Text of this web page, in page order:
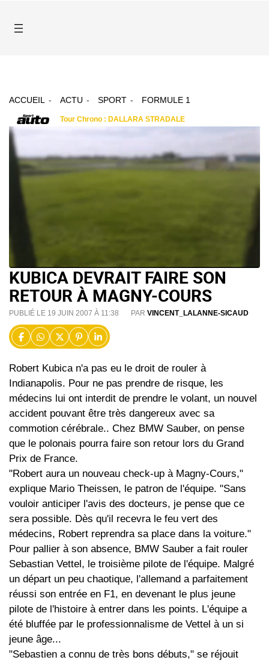
ACCUEIL ACTU SPORT FORMULE 1
KUBICA DEVRAIT FAIRE SON
RETOUR À MAGNY-COURS
PUBLIÉ LE 19 JUIN 2007 À 11:38 PAR VINCENT_LALANNE-SICAUD
Robert Kubica n'a pas eu le droit de rouler à
Indianapolis. Pour ne pas prendre de risque, les
médecins lui ont interdit de prendre le volant, un nouvel
accident pouvant être très dangereux avec sa
commotion cérébrale.. Chez BMW Sauber, on pense
que le polonais pourra faire son retour lors du Grand
Prix de France.
"Robert aura un nouveau check-up à Magny-Cours,"
explique Mario Theissen, le patron de l'équipe. "Sans
vouloir anticiper l'avis des docteurs, je pense que ce
sera possible. Dès qu'il recevra le feu vert des
médecins, Robert reprendra sa place dans la voiture."
Pour pallier à son absence, BMW Sauber a fait rouler
Sebastian Vettel, le troisième pilote de l'équipe. Malgré
un départ un peu chaotique, l'allemand a parfaitement
réussi son entrée en F1, en devenant le plus jeune
pilote de l'histoire à entrer dans les points. L'équipe a
été bluffée par le professionnalisme de Vettel à un si
jeune âge...
"Sebastien a connu de très bons débuts," se réjouit